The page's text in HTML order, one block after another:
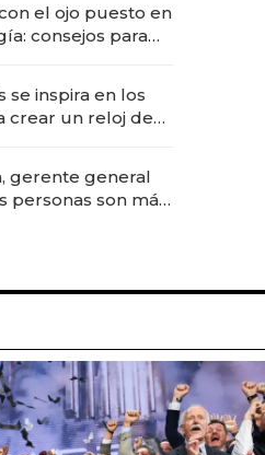
el ojo puesto en
consejos para
se inspira en los
crear un reloj de
gerente general
personas son más